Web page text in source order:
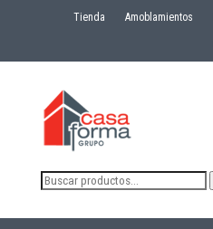
Tienda Amoblamientos
Buscar